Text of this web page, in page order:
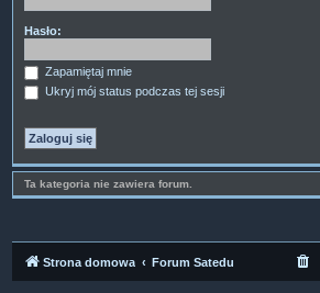
Hasło:
Zapamiętaj mnie
Ukryj mój status podczas tej sesji
Ta kategoria nie zawiera forum.
Strona domowa Forum Satedu